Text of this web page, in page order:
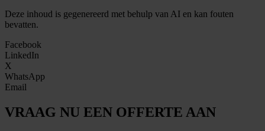
Deze inhoud is gegenereerd met behulp van AI en kan fouten
bevatten.
Facebook
LinkedIn
X
WhatsApp
Email
VRAAG NU EEN OFFERTE AAN